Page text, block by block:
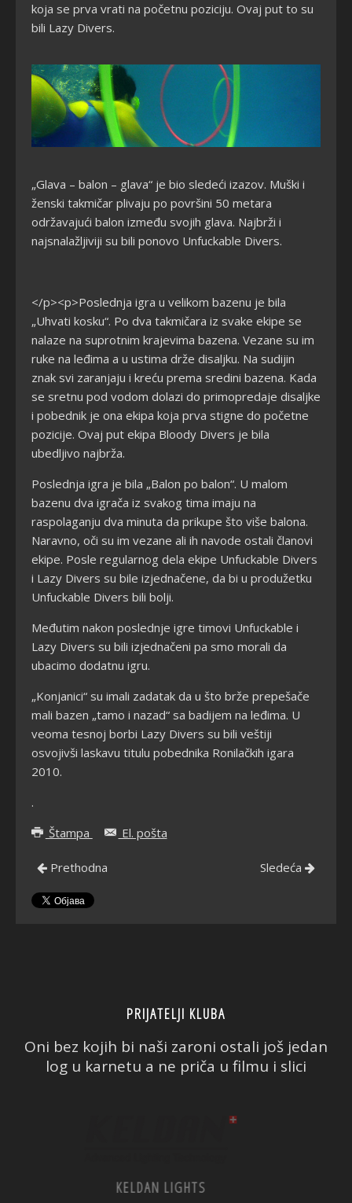
koja se prva vrati na početnu poziciju. Ovaj put to su
bili Lazy Divers.
„Glava – balon – glava“ je bio sledeći izazov. Muški i
ženski takmičar plivaju po površini 50 metara
održavajući balon između svojih glava. Najbrži i
najsnalažljiviji su bili ponovo Unfuckable Divers.
</p><p>Poslednja igra u velikom bazenu je bila
„Uhvati kosku“. Po dva takmičara iz svake ekipe se
nalaze na suprotnim krajevima bazena. Vezane su im
ruke na leđima a u ustima drže disaljku. Na sudijin
znak svi zaranjaju i kreću prema sredini bazena. Kada
se sretnu pod vodom dolazi do primopredaje disaljke
i pobednik je ona ekipa koja prva stigne do početne
pozicije. Ovaj put ekipa Bloody Divers je bila
ubedljivo najbrža.
Poslednja igra je bila „Balon po balon“. U malom
bazenu dva igrača iz svakog tima imaju na
raspolaganju dva minuta da prikupe što više balona.
Naravno, oči su im vezane ali ih navode ostali članovi
ekipe. Posle regularnog dela ekipe Unfuckable Divers
i Lazy Divers su bile izjednačene, da bi u produžetku
Unfuckable Divers bili bolji.
Međutim nakon poslednje igre timovi Unfuckable i
Lazy Divers su bili izjednačeni pa smo morali da
ubacimo dodatnu igru.
„Konjanici“ su imali zadatak da u što brže prepešače
mali bazen „tamo i nazad“ sa badijem na leđima. U
veoma tesnoj borbi Lazy Divers su bili veštiji
osvojivši laskavu titulu pobednika Ronilačkih igara
2010.
.
Štampa
El. pošta
Prethodna Sledeća
PRIJATELJI KLUBA
Oni bez kojih bi naši zaroni ostali još jedan
log u karnetu a ne priča u filmu i slici